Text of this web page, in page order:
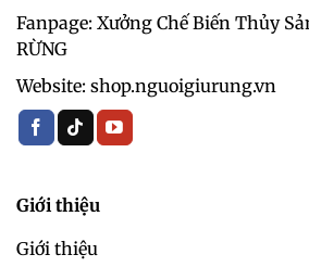
Fanpage: Xưởng Chế Biến Thủy
RỪNG
Website: shop.nguoigiurung.vn
Giới thiệu
Giới thiệu